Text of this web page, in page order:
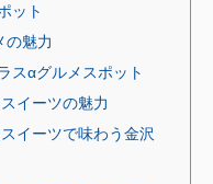
ット
の魅力
スαグルメスポット
イーツの魅力
イーツで味わう金沢